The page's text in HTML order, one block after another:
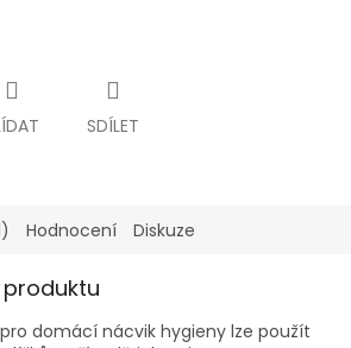
SDÍLET
Hodnocení Diskuze
domácí nácvik hygieny lze použít